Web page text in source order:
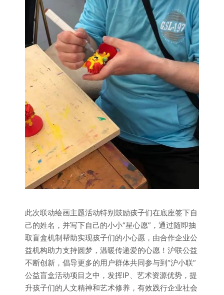
此次联动绘画主题活动特别鼓励孩子们在底座签下自
己的姓名，并写下自己的小小“星心愿”，通过随即抽
取盲盒机制帮助实现孩子们的小心愿，由合作企业公
益机构助力支持圆梦，温暖传递爱的心愿！沪联公益
不断创新，倡导更多的用户群体共同参与到“沪小联”
公益盲盒活动项目之中，发挥IP、艺术资源优势，提
升孩子们的人文精神和艺术修养，有效践行企业社会